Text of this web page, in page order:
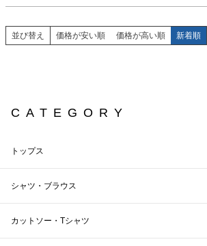
並び替え 価格が安い順 価格が高い順 新着順
CATEGORY
トップス
シャツ・ブラウス
カットソー・Tシャツ